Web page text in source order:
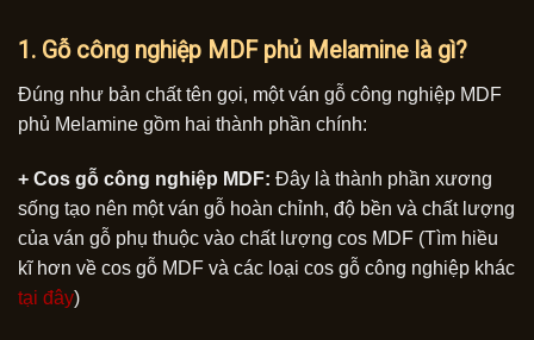
1. Gỗ công nghiệp MDF phủ Melamine là gì?
Đúng như bản chất tên gọi, một ván gỗ công nghiệp MDF
phủ Melamine gồm hai thành phần chính:
+ Cos gỗ công nghiệp MDF: Đây là thành phần xương
sống tạo nên một ván gỗ hoàn chỉnh, độ bền và chất lượng
của ván gỗ phụ thuộc vào chất lượng cos MDF (Tìm hiều
kĩ hơn về cos gỗ MDF và các loại cos gỗ công nghiệp khác
tại đây)